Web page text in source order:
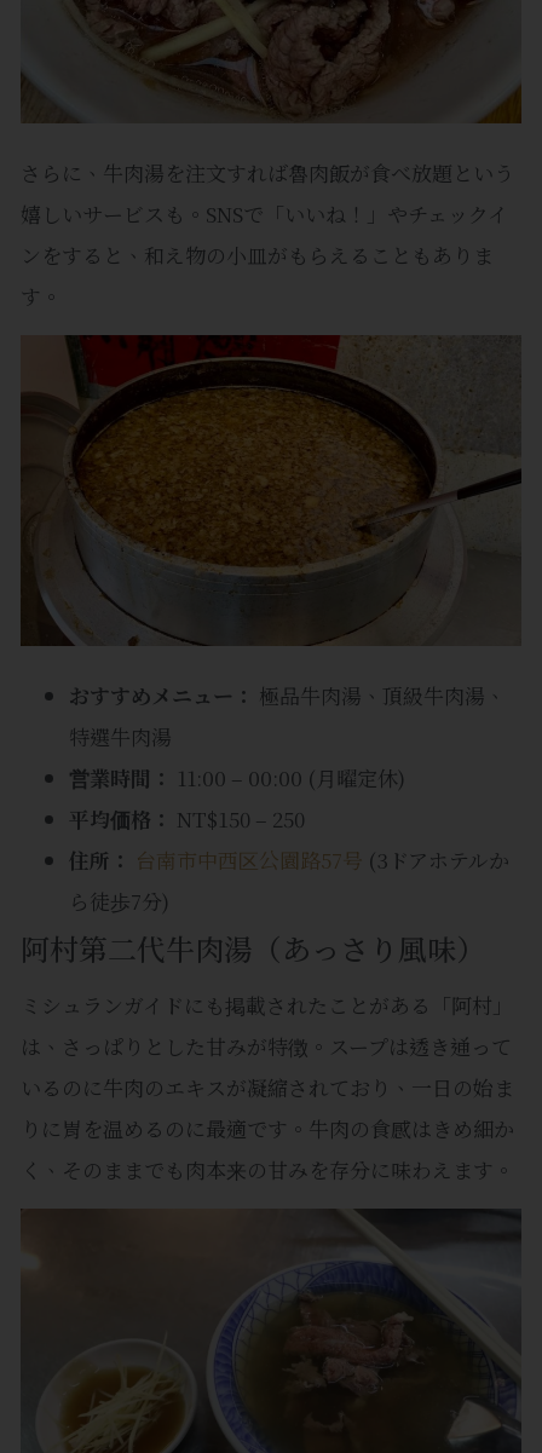
さらに、牛肉湯を注文すれば魯肉飯が食べ放題という
嬉しいサービスも。SNSで「いいね！」やチェックイ
ンをすると、和え物の小皿がもらえることもありま
す。
おすすめメニュー： 極品牛肉湯、頂級牛肉湯、
特選牛肉湯
営業時間： 11:00 – 00:00 (月曜定休)
平均価格： NT$150 – 250
住所： 台南市中西区公園路57号 (3ドアホテルか
ら徒歩7分)
阿村第二代牛肉湯（あっさり風味）
ミシュランガイドにも掲載されたことがある「阿村」
は、さっぱりとした甘みが特徴。スープは透き通って
いるのに牛肉のエキスが凝縮されており、一日の始ま
りに胃を温めるのに最適です。牛肉の食感はきめ細か
く、そのままでも肉本来の甘みを存分に味わえます。